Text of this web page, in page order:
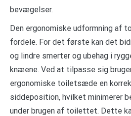
bevægelser.
Den ergonomiske udformning af
fordele. For det første kan det
og lindre smerter og ubehag i
knæene. Ved at tilpasse sig
ergonomiske toiletsæde en
siddeposition, hvilket minimerer
under brugen af toilettet. Dette